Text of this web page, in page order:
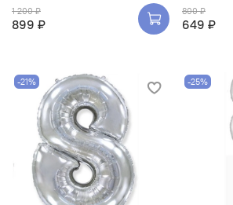
1 200 ₽
899 ₽
800 ₽
649 ₽
-21% -25%